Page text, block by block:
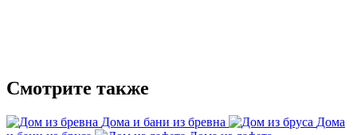
Смотрите также
Дома и бани из бревна
Дома